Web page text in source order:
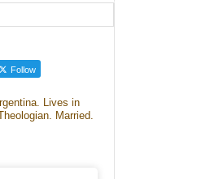
Follow
Lives in
Married.